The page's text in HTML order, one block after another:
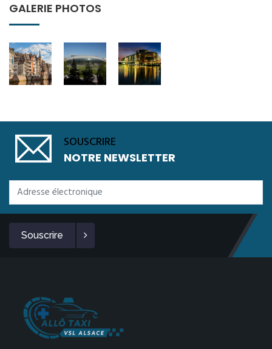
GALERIE PHOTOS
SOUSCRIRE
NOTRE NEWSLETTER
Souscrire